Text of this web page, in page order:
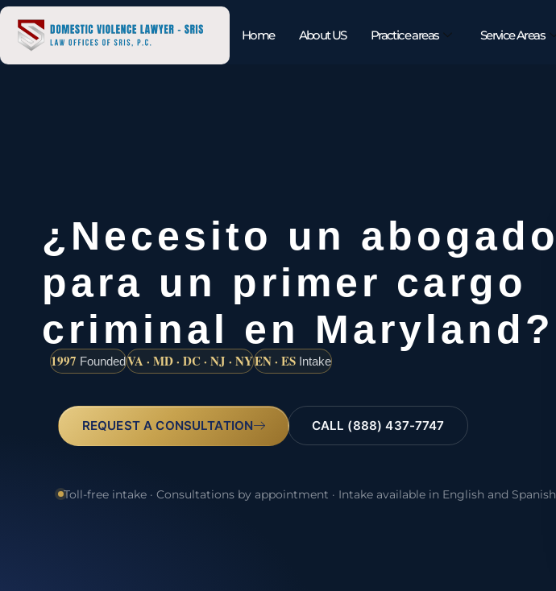
Home About US Practice areas Service Areas
¿Necesito un abogado
para un primer cargo
criminal en Maryland?
1997 FoundedVA · MD · DC · NJ · NYEN · ES Intake
REQUEST A CONSULTATION CALL (888) 437-7747
Toll-free intake · Consultations by appointment · Intake available in English and Spanish